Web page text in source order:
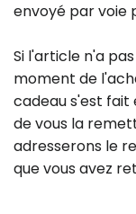
envoyé par voie
Si l'article n'a
moment de
cadeau s'est fait
de vous la
adresserons le
que vous avez